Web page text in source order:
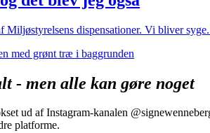
Miljøstyrelsens dispensationer. Vi bliver
- men alle kan gøre noget
ud af Instagram-kanalen
platforme.